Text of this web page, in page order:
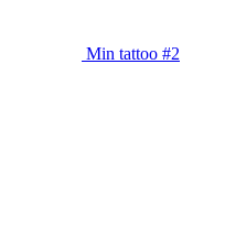
Min tattoo #2